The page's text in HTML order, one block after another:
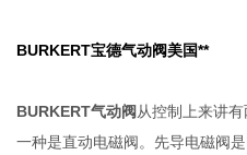
BURKERT宝德气动阀美国**
BURKERT气动阀从控制上来讲
一种是直动电磁阀。先导电磁阀